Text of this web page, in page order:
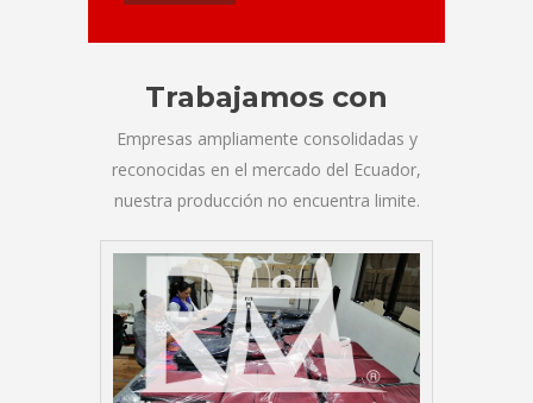
Trabajamos con
Empresas ampliamente consolidadas y
reconocidas en el mercado del Ecuador,
nuestra producción no encuentra limite.